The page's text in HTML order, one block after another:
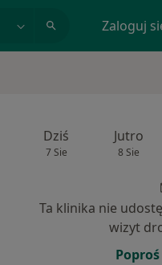
Zaloguj
Dziś
7 Sie
Jutro
8 Sie
Ta klinika nie
wizyt